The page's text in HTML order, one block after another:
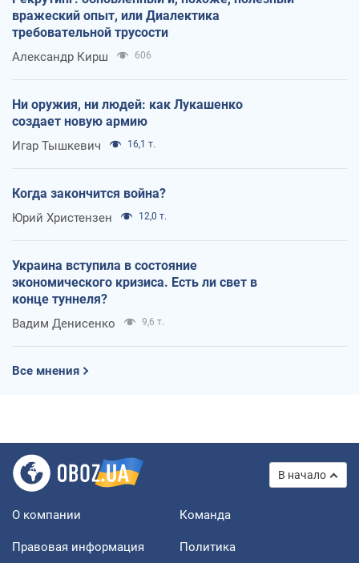
вражеский опыт, или Диалектика
требовательной трусости
Александр Кирш 606
Ни оружия, ни людей: как Лукашенко
создает новую армию
Игар Тышкевич 16,1 т.
Когда закончится война?
Юрий Христензен 12,0 т.
Украина вступила в состояние
экономического кризиса. Есть ли свет в
конце туннеля?
Вадим Денисенко 9,6 т.
Все мнения
В начало
О компании Команда
Правовая информация
Политика